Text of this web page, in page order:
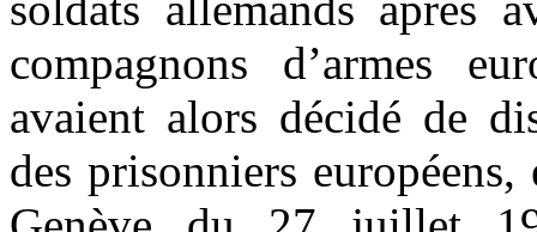
compagnons d’armes
avaient alors décidé de
des prisonniers